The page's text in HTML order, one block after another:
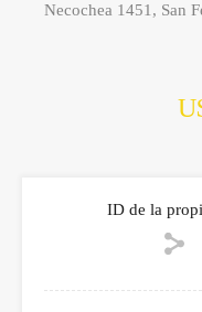
Necochea 1451, San
ID de la